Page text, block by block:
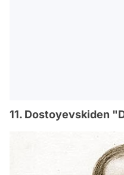
11. Dostoyevskiden